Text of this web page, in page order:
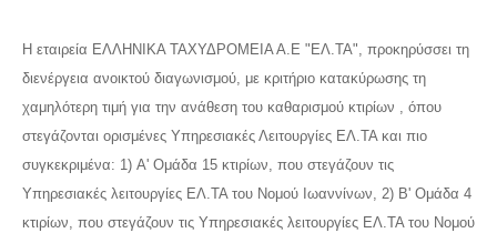
Η εταιρεία ΕΛΛΗΝΙΚΑ ΤΑΧΥΔΡΟΜΕΙΑ Α.Ε "ΕΛ.ΤΑ", προκηρύσσει τη
διενέργεια ανοικτού διαγωνισμού, με κριτήριο κατακύρωσης τη
χαμηλότερη τιμή για την ανάθεση του καθαρισμού κτιρίων , όπου
στεγάζονται ορισμένες Υπηρεσιακές Λειτουργίες ΕΛ.ΤΑ και πιο
συγκεκριμένα: 1) Α' Ομάδα 15 κτιρίων, που στεγάζουν τις
Υπηρεσιακές λειτουργίες ΕΛ.ΤΑ του Νομού Ιωαννίνων, 2) Β' Ομάδα 4
κτιρίων, που στεγάζουν τις Υπηρεσιακές λειτουργίες ΕΛ.ΤΑ του Νομού